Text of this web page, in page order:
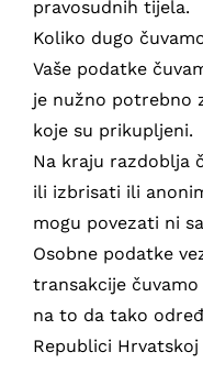
pravosudnih tijela.
Koliko dugo
Vaše podatke
je nužno potrebno
koje su prikupljeni.
Na kraju razdoblja
ili izbrisati ili
mogu povezati ni
Osobne podatke
transakcije čuvamo
na to da tako
Republici Hrvatskoj